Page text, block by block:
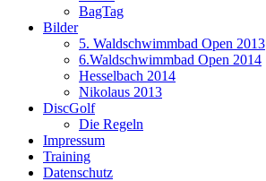
BagTag
Bilder
5. Waldschwimmbad Open 2013
6.Waldschwimmbad Open 2014
Hesselbach 2014
Nikolaus 2013
DiscGolf
Die Regeln
Impressum
Training
Datenschutz